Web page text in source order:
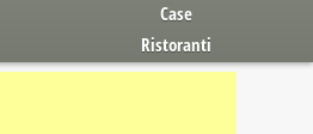
Case
Ristoranti